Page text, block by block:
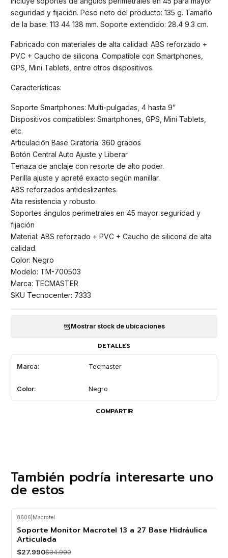
seguridad y fijación. Peso neto del producto: 135 g. Tamaño
de la base: 113 44 138 mm. Soporte extendido: 28.4 9.3 cm.
Fabricado con materiales de alta calidad: ABS reforzado +
PVC + Caucho de silicona. Compatible con Smartphones,
GPS, Mini Tablets, entre otros dispositivos.
Características:
Soporte Smartphones: Multi-pulgadas, 4 hasta 9”
Dispositivos compatibles: Smartphones, GPS, Mini Tablets,
etc.
Articulación Base Giratoria: 360 grados
Botón Central Auto Ajuste y Liberar
Tenaza de anclaje con resorte de alto poder.
Perilla ajuste y apreté exacto según manillar.
ABS reforzados antideslizantes.
Alta resistencia y robusto.
Soportes ángulos perimetrales en 45 mayor seguridad y
fijación
Material: ABS reforzado + PVC + Caucho de silicona de alta
calidad.
Color: Negro
Modelo: TM-700503
Marca: TECMASTER
SKU Tecnocenter: 7333
Mostrar stock de ubicaciones
DETALLES
Marca: Tecmaster
Color: Negro
COMPARTIR
También podría interesarte uno
de estos
8606 Macrotel
Soporte Monitor Macrotel 13 a 27 Base Hidráulica
Articulada
$27.990$34.990